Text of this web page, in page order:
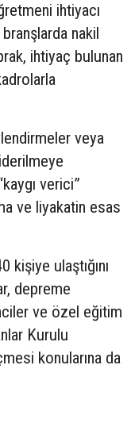
ihtiyacı
branşlarda nakil
ihtiyaç bulunan
veya
verici”
ve liyakatin esas
kişiye ulaştığını
depreme
ve özel eğitim
Kurulu
konularına da